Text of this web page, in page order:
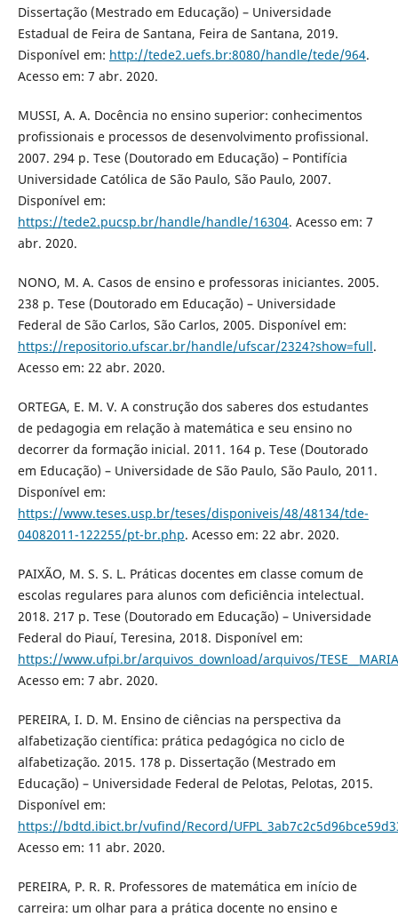
Dissertação (Mestrado em Educação) – Universidade
Estadual de Feira de Santana, Feira de Santana, 2019.
Disponível em: http://tede2.uefs.br:8080/handle/tede/964.
Acesso em: 7 abr. 2020.
MUSSI, A. A. Docência no ensino superior: conhecimentos
profissionais e processos de desenvolvimento profissional.
2007. 294 p. Tese (Doutorado em Educação) – Pontifícia
Universidade Católica de São Paulo, São Paulo, 2007.
Disponível em:
https://tede2.pucsp.br/handle/handle/16304. Acesso em: 7
abr. 2020.
NONO, M. A. Casos de ensino e professoras iniciantes. 2005.
238 p. Tese (Doutorado em Educação) – Universidade
Federal de São Carlos, São Carlos, 2005. Disponível em:
https://repositorio.ufscar.br/handle/ufscar/2324?show=full.
Acesso em: 22 abr. 2020.
ORTEGA, E. M. V. A construção dos saberes dos estudantes
de pedagogia em relação à matemática e seu ensino no
decorrer da formação inicial. 2011. 164 p. Tese (Doutorado
em Educação) – Universidade de São Paulo, São Paulo, 2011.
Disponível em:
https://www.teses.usp.br/teses/disponiveis/48/48134/tde-
04082011-122255/pt-br.php. Acesso em: 22 abr. 2020.
PAIXÃO, M. S. S. L. Práticas docentes em classe comum de
escolas regulares para alunos com deficiência intelectual.
2018. 217 p. Tese (Doutorado em Educação) – Universidade
Federal do Piauí, Teresina, 2018. Disponível em:
https://www.ufpi.br/arquivos_download/arquivos/
Acesso em: 7 abr. 2020.
PEREIRA, I. D. M. Ensino de ciências na perspectiva da
alfabetização científica: prática pedagógica no ciclo de
alfabetização. 2015. 178 p. Dissertação (Mestrado em
Educação) – Universidade Federal de Pelotas, Pelotas, 2015.
Disponível em:
https://bdtd.ibict.br/vufind/Record/
Acesso em: 11 abr. 2020.
PEREIRA, P. R. R. Professores de matemática em início de
carreira: um olhar para a prática docente no ensino e